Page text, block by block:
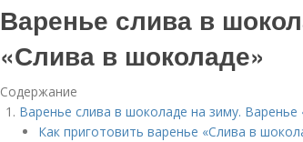
Варенье слива в
«Слива в шоколаде»
Содержание
Варенье слива в шоколаде на зиму.
Как приготовить варенье «Слива в